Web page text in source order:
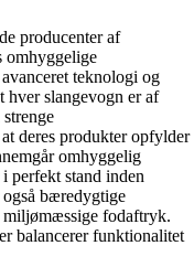
producenter af
omhyggelige
teknologi og
hver slangevogn er af
deres produkter opfylder
omhyggelig
perfekt stand inden
bæredygtige
miljømæssige fodaftryk.
balancerer funktionalitet